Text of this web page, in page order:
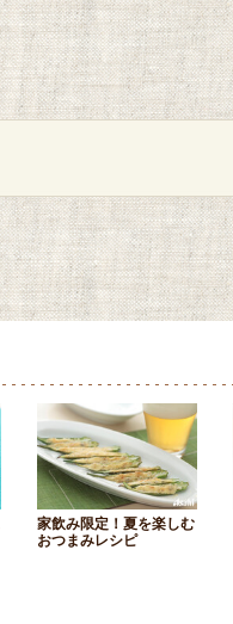
家飲み限定！夏を楽しむ
おつまみレシピ